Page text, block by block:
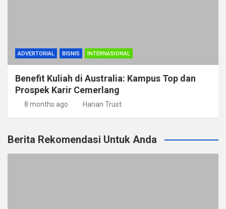
ADVERTORIAL BISNIS INTERNASIONAL
Benefit Kuliah di Australia: Kampus Top dan
Prospek Karir Cemerlang
8 months ago Harian Trust
Berita Rekomendasi Untuk Anda